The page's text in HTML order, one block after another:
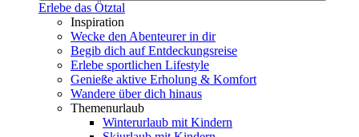
Erlebe das Ötztal
Inspiration
Wecke den Abenteurer in dir
Begib dich auf Entdeckungsreise
Erlebe sportlichen Lifestyle
Genieße aktive Erholung & Komfort
Wandere über dich hinaus
Themenurlaub
Winterurlaub mit Kindern